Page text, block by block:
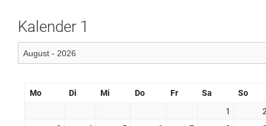
Kalender 1
Mo Di Mi Do Fr Sa
So
1